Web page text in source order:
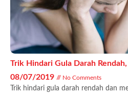
Trik Hindari Gula Darah
08/07/2019
No Comments
Trik hindari gula darah rendah dan